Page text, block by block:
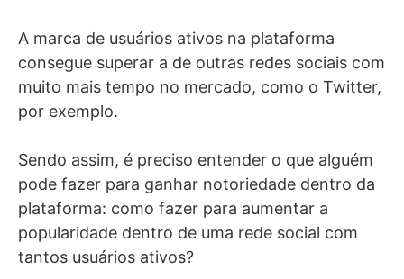
A marca de usuários ativos na plataforma
consegue superar a de outras redes sociais com
muito mais tempo no mercado, como o Twitter,
por exemplo.
Sendo assim, é preciso entender o que alguém
pode fazer para ganhar notoriedade dentro da
plataforma: como fazer para aumentar a
popularidade dentro de uma rede social com
tantos usuários ativos?